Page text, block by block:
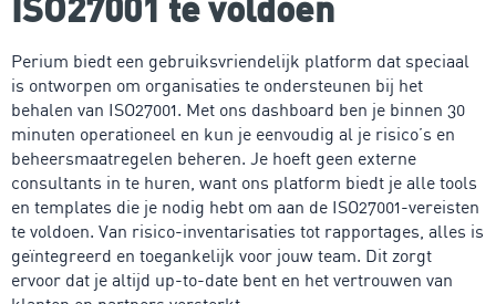
Perium biedt een gebruiksvriendelijk platform dat speciaal
is ontworpen om organisaties te ondersteunen bij het
behalen van ISO27001. Met ons dashboard ben je binnen 30
minuten operationeel en kun je eenvoudig al je risico’s en
beheersmaatregelen beheren. Je hoeft geen externe
consultants in te huren, want ons platform biedt je alle tools
en templates die je nodig hebt om aan de ISO27001-vereisten
te voldoen. Van risico-inventarisaties tot rapportages, alles is
geïntegreerd en toegankelijk voor jouw team. Dit zorgt
ervoor dat je altijd up-to-date bent en het vertrouwen van